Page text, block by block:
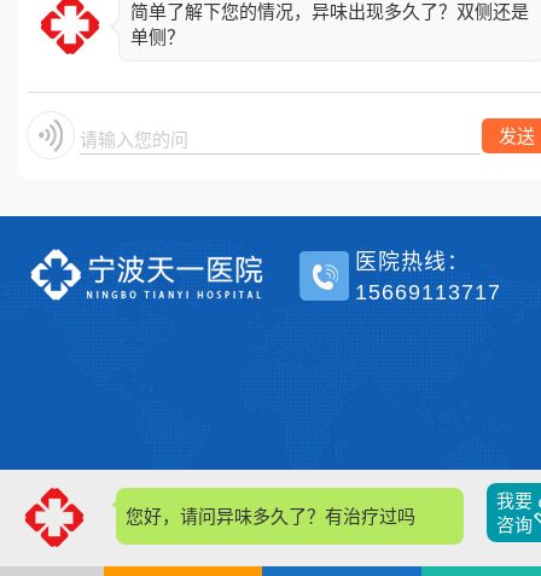
简单了解下您的情况，异味出现多久了？双侧还是
单侧？
请输入您的问题 发送
您好，请问异味多久了？有治疗过吗？
我要
咨询
医院热线：
15669113717